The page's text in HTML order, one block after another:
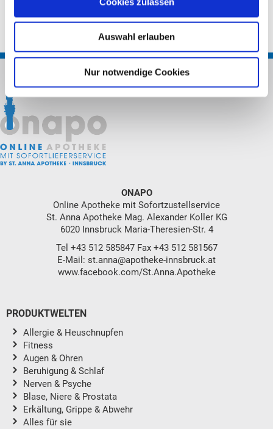
Auswahl erlauben
Nur notwendige Cookies
ONAPO
Online Apotheke mit Sofortzustellservice
St. Anna Apotheke Mag. Alexander Koller KG
6020 Innsbruck Maria-Theresien-Str. 4
Tel +43 512 585847Fax +43 512 581567
E-Mail: st.anna@apotheke-innsbruck.at
www.facebook.com/St.Anna.Apotheke
PRODUKTWELTEN
Allergie & Heuschnupfen
Fitness
Augen & Ohren
Beruhigung & Schlaf
Nerven & Psyche
Blase, Niere & Prostata
Erkältung, Grippe & Abwehr
Alles für sie